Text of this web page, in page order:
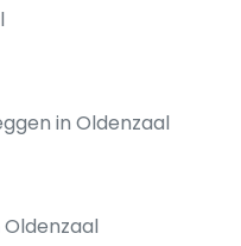
in Oldenzaal